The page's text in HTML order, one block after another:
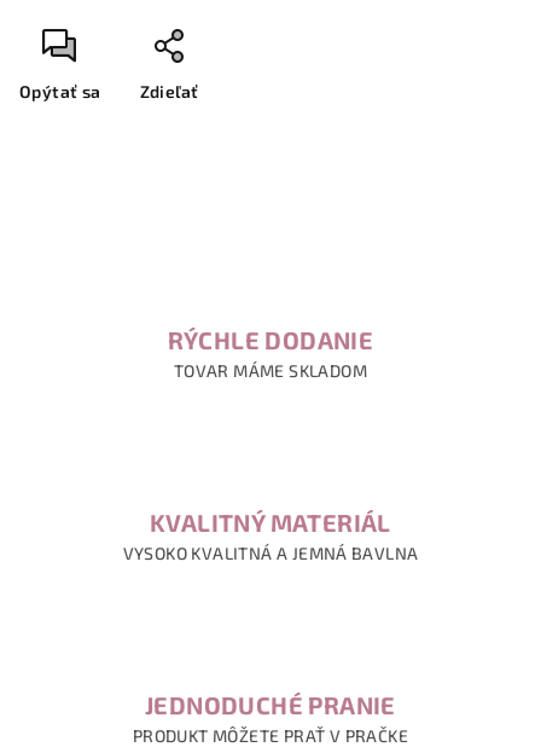
Opýtať sa Zdieľať
RÝCHLE DODANIE
TOVAR MÁME SKLADOM
KVALITNÝ MATERIÁL
VYSOKO KVALITNÁ A JEMNÁ BAVLNA
JEDNODUCHÉ PRANIE
PRODUKT MÔŽETE PRAŤ V PRAČKE